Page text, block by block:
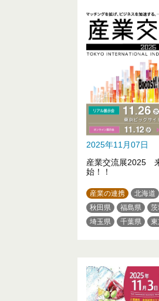
2025年11月07日
産業交流展2025
始！！
産業の連携 北海道
秋田県
福島県
埼玉県
千葉県